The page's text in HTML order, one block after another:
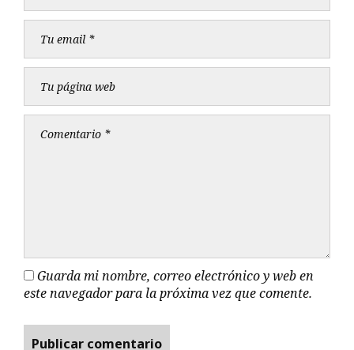
Guarda mi nombre, correo electrónico y web en
este navegador para la próxima vez que comente.